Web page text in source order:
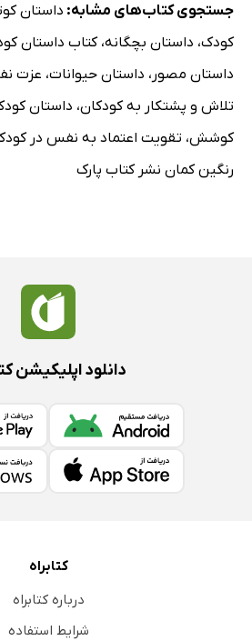
جستجوی کتاب‌های مشابه: داستان
کودک، داستان بچگانه،کتاب داستان
داستان مصور ، داستان حیوانات، عزت
تلاش و پشتکار به کودکان، داستان
کوشش، تقویت اعتماد به نفس در
رنگین کمان نشر کتاب پارک
دانلود اپلیکیشن
کتابراه
درباره کتابراه
شرایط استفاده